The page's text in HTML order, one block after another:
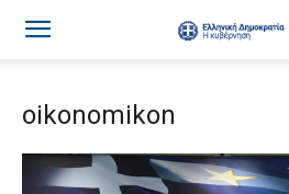
oikonomikon